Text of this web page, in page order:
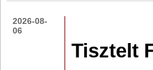
2026-08-
06
Tisztelt